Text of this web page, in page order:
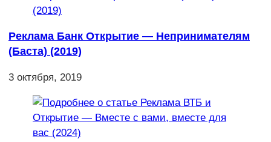
Реклама Банк Открытие — Непринимателям
(Баста) (2019)
3 октября, 2019